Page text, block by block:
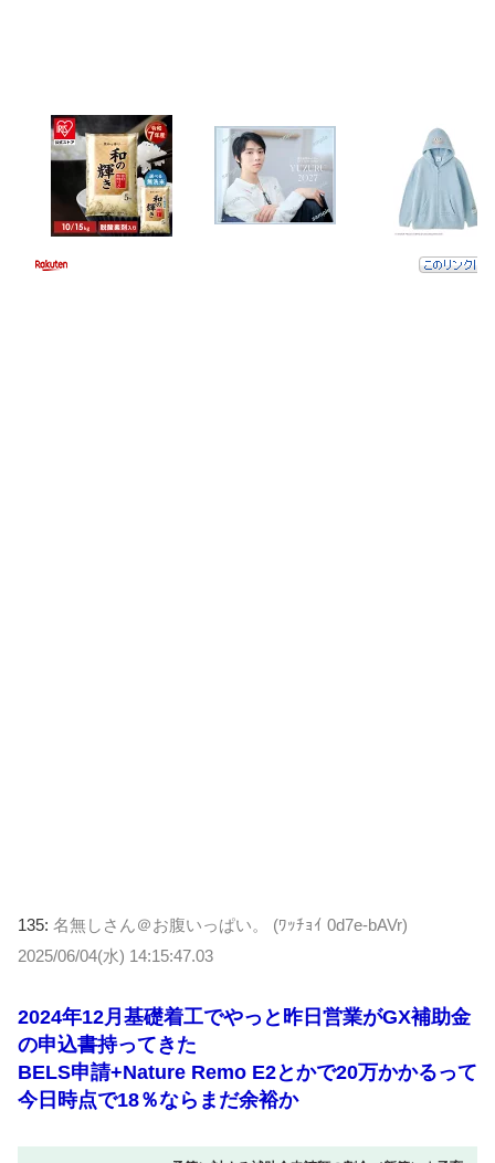
135: 名無しさん＠お腹いっぱい。 (ﾜｯﾁｮｲ 0d7e-bAVr)
2025/06/04(水) 14:15:47.03
2024年12月基礎着工でやっと昨日営業がGX補助金
の申込書持ってきた
BELS申請+Nature Remo E2とかで20万かかるって
今日時点で18％ならまだ余裕か